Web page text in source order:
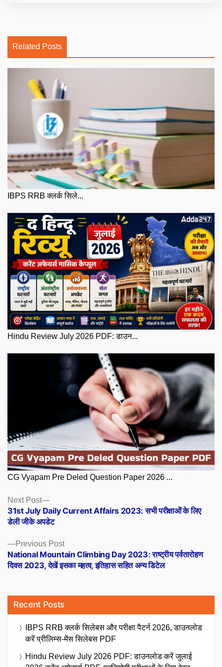
Related Posts
IBPS RRB क्लर्क सिले...
Hindu Review July 2026 PDF: डाउन...
CG Vyapam Pre Deled Question Paper 2026 ...
Posts
navigation
Previous PostPrevious
post:
National Mountain Climbing Day 2023: राष्ट्रीय पर्वतारोहण
दिवस 2023, देखें इसका महत्व, इतिहास सहित अन्य डिटेल
Next Post
Next
post:
31st July Daily Current Affairs 2023: सभी परीक्षाओं के लिए
डेली जीके अपडेट
Recent Posts
IBPS RRB क्लर्क सिलेबस और परीक्षा पैटर्न 2026, डाउनलोड
करें प्रीलिम्स-मेंस सिलेबस PDF
Hindu Review July 2026 PDF: डाउनलोड करें जुलाई